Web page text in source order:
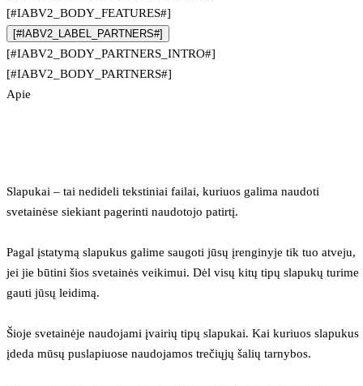
[#IABV2_BODY_FEATURES#]
[#IABV2_LABEL_PARTNERS#]
[#IABV2_BODY_PARTNERS_INTRO#]
[#IABV2_BODY_PARTNERS#]
Apie
Slapukai – tai nedideli tekstiniai failai, kuriuos galima naudoti
svetainėse siekiant pagerinti naudotojo patirtį.
Pagal įstatymą slapukus galime saugoti jūsų įrenginyje tik tuo atveju,
jei jie būtini šios svetainės veikimui. Dėl visų kitų tipų slapukų turime
gauti jūsų leidimą.
Šioje svetainėje naudojami įvairių tipų slapukai. Kai kuriuos slapukus
įdeda mūsų puslapiuose naudojamos trečiųjų šalių tarnybos.